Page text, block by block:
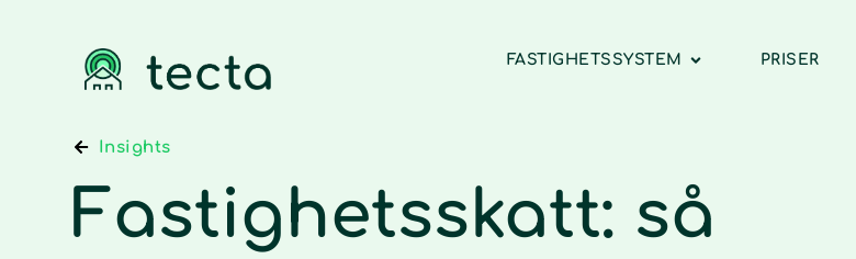
FASTIGHETSSYSTEM PRISER
Insights
Fastighetsskatt: så